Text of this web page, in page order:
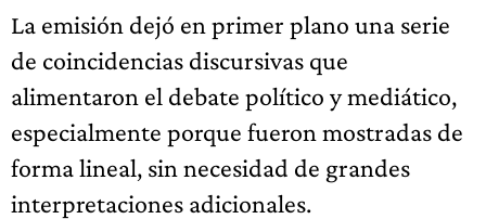
La emisión dejó en primer plano una serie
de coincidencias discursivas que
alimentaron el debate político y mediático,
especialmente porque fueron mostradas de
forma lineal, sin necesidad de grandes
interpretaciones adicionales.